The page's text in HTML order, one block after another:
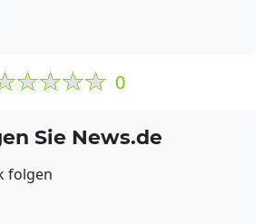
0
Sie News.de
folgen